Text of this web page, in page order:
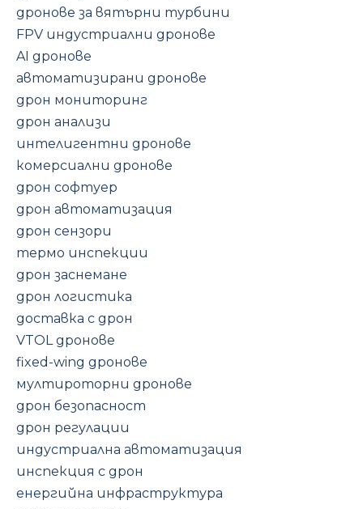
дронове за вятърни турбини
FPV индустриални дронове
AI дронове
автоматизирани дронове
дрон мониторинг
дрон анализи
интелигентни дронове
комерсиални дронове
дрон софтуер
дрон автоматизация
дрон сензори
термо инспекции
дрон заснемане
дрон логистика
доставка с дрон
VTOL дронове
fixed-wing дронове
мултироторни дронове
дрон безопасност
дрон регулации
индустриална автоматизация
инспекция с дрон
енергийна инфраструктура